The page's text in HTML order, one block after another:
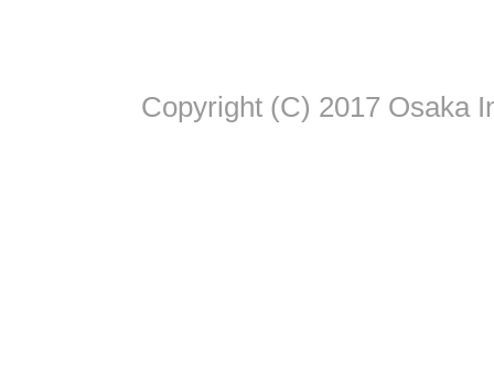
Copyright (C) 2017 Osaka